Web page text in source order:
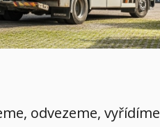
odvezeme,